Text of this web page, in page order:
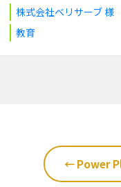
株式会社ベリサーブ 様
教育
← Power